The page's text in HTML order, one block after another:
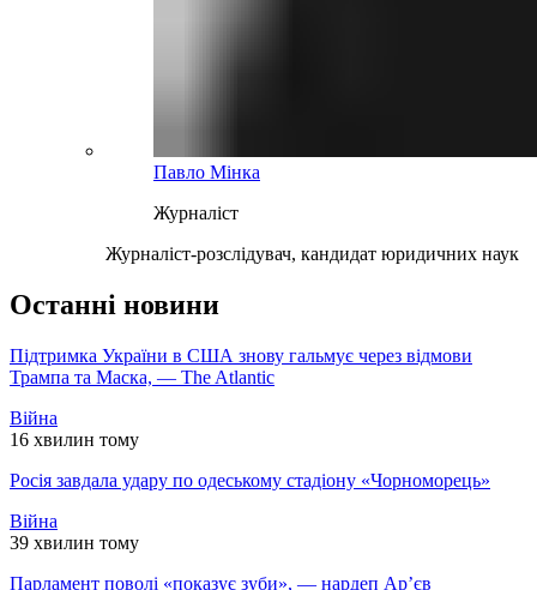
Павло Мінка
Журналіст
Журналіст-розслідувач, кандидат юридичних наук
Останні новини
Підтримка України в США знову гальмує через відмови
Трампа та Маска, — The Atlantic
Війна
16 хвилин тому
Росія завдала удару по одеському стадіону «Чорноморець»
Війна
39 хвилин тому
Парламент поволі «показує зуби», — нардеп Ар’єв